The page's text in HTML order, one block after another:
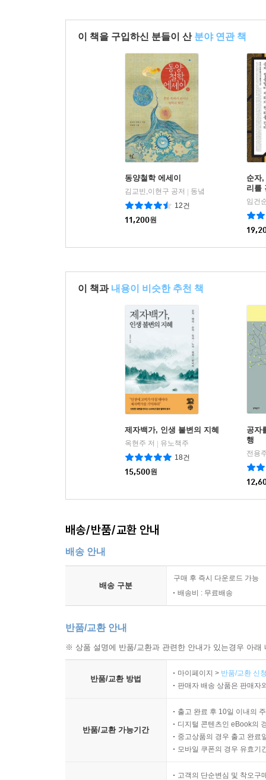
이 책을 구입하신 분들이 산 분야 연관 책
동양철학 에세이
김교빈,이현구 공저 | 동녘
12건
11,200원
순자
리를
임건
이 책과 내용이 비슷한 추천 책
제자백가, 인생 불변의 지혜
옥현주 저 | 유노책주
18건
15,500원
공자
행
전용
배송/반품/교환 안내
배송 안내
배송 구분
구매 후 즉시 다운로드 가능
배송비 : 무료배송
반품/교환 안내
※ 상품 설명에 반품/교환과 관련한 안내가 있는경우 아
반품/교환 방법
마이페이지 > 반품/교환 신
판매자 배송 상품은 판매자
반품/교환 가능기간
출고 완료 후 10일 이내의
디지털 콘텐츠인 eBook의
중고상품의 경우 출고 완료
모바일 쿠폰의 경우 유효기
고객의 단순변심 및 착오구